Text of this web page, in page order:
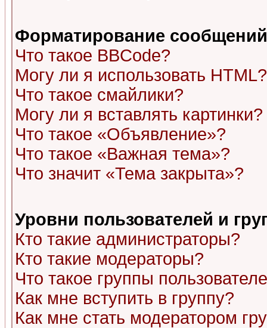
Форматирование
Что такое BBCode?
Могу ли я использовать HTML?
Что такое смайлики?
Могу ли я вставлять картинки?
Что такое «Объявление»?
Что такое «Важная тема»?
Что значит «Тема закрыта»?
Уровни пользователей и
Кто такие администраторы?
Кто такие модераторы?
Что такое группы
Как мне вступить в группу?
Как мне стать модератором